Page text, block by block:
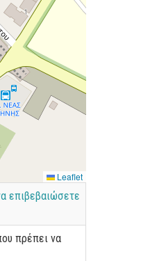
Leaflet
επιβεβαιώσετε
πρέπει να